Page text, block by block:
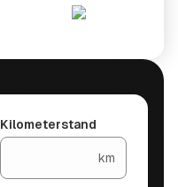
Kilometerstand
km